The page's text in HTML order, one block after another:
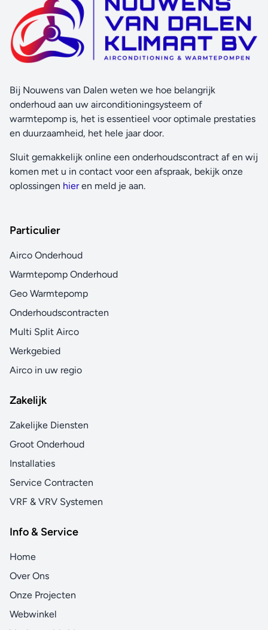
Bij Nouwens van Dalen weten we hoe belangrijk
onderhoud aan uw airconditioningsysteem of
warmtepomp is, het is essentieel voor optimale prestaties
en duurzaamheid, het hele jaar door.
Sluit gemakkelijk online een onderhoudscontract af en wij
komen met u in contact voor een afspraak, bekijk onze
oplossingen hieren meld je aan.
Particulier
Airco Onderhoud
Warmtepomp Onderhoud
Geo Warmtepomp
Onderhoudscontracten
Multi Split Airco
Werkgebied
Airco in uw regio
Zakelijk
Zakelijke Diensten
Groot Onderhoud
Installaties
Service Contracten
VRF & VRV Systemen
Info & Service
Home
Over Ons
Onze Projecten
Webwinkel